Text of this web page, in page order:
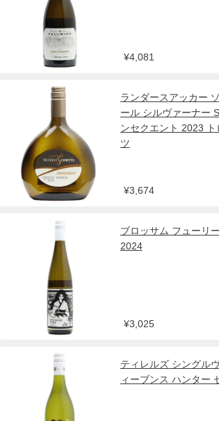
¥4,081
ランダースアッカー
ール シルヴァーナー
ンセクエント 2023
ツ
¥3,674
ブロッサム フューリ
2024
¥3,025
ティレルズ シングル
ィーブンス ハンター